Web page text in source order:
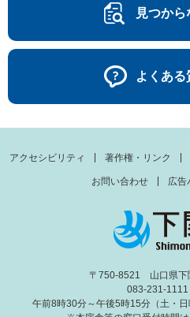
見つか
よくあ
アクセシビリティ 著作権・リンク
お問い合わせ 広告
〒750-8521 山口県下
083-231-1111
午前8時30分～午後5時15分（土・日